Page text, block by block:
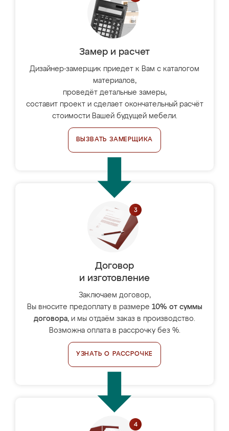
Замер и расчет
Дизайнер-замерщик приедет к Вам с каталогом
материалов,
проведёт детальные замеры,
составит проект и сделает окончательный расчёт
стоимости Вашей будущей мебели.
ВЫЗВАТЬ ЗАМЕРЩИКА
Договор
и изготовление
Заключаем договор,
Вы вносите предоплату в размере 10% от суммы
договора, и мы отдаём заказ в производство.
Возможна оплата в рассрочку без %.
УЗНАТЬ О РАССРОЧКЕ